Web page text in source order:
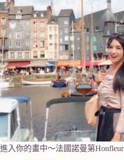
進入你的畫中～法國諾曼第Honfleur